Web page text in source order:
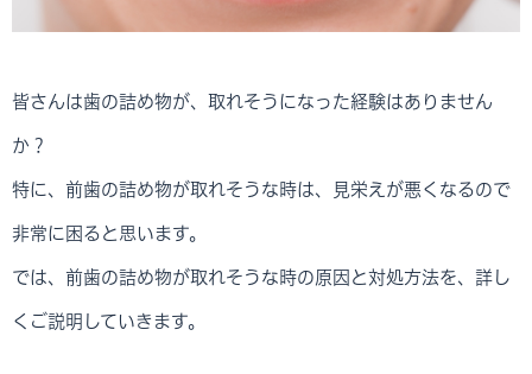
皆さんは歯の詰め物が、取れそうになった経験はありません
か？
特に、前歯の詰め物が取れそうな時は、見栄えが悪くなるので
非常に困ると思います。
では、前歯の詰め物が取れそうな時の原因と対処方法を、詳し
くご説明していきます。